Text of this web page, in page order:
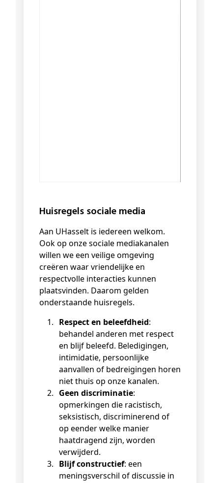
Huisregels sociale media
Aan UHasselt is iedereen welkom.
Ook op onze sociale mediakanalen
willen we een veilige omgeving
creëren waar vriendelijke en
respectvolle interacties kunnen
plaatsvinden. Daarom gelden
onderstaande huisregels.
Respect en beleefdheid:
behandel anderen met respect
en blijf beleefd. Beledigingen,
intimidatie, persoonlijke
aanvallen of bedreigingen horen
niet thuis op onze kanalen.
Geen discriminatie:
opmerkingen die racistisch,
seksistisch, discriminerend of
op eender welke manier
haatdragend zijn, worden
verwijderd.
Blijf constructief: een
meningsverschil of discussie in